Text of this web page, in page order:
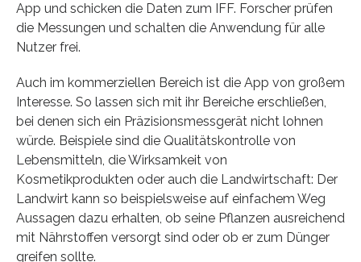
App und schicken die Daten zum IFF. Forscher prüfen
die Messungen und schalten die Anwendung für alle
Nutzer frei.
Auch im kommerziellen Bereich ist die App von großem
Interesse. So lassen sich mit ihr Bereiche erschließen,
bei denen sich ein Präzisionsmessgerät nicht lohnen
würde. Beispiele sind die Qualitätskontrolle von
Lebensmitteln, die Wirksamkeit von
Kosmetikprodukten oder auch die Landwirtschaft: Der
Landwirt kann so beispielsweise auf einfachem Weg
Aussagen dazu erhalten, ob seine Pflanzen ausreichend
mit Nährstoffen versorgt sind oder ob er zum Dünger
greifen sollte.